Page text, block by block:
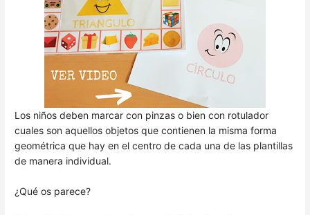
Los niños deben marcar con pinzas o bien con rotulador
cuales son aquellos objetos que contienen la misma forma
geométrica que hay en el centro de cada una de las plantillas
de manera individual.
¿Qué os parece?